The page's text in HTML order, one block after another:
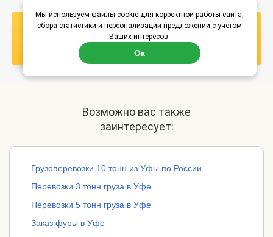
Узнать стоимость
перевозки
Возможно вас также
заинтересует:
Грузоперевозки 10 тонн из Уфы по России
Перевозки 3 тонн груза в Уфе
Перевозки 5 тонн груза в Уфе
Заказ фуры в Уфе
Мы используем файлы cookie для корректной работы сайта,
сбора статистики и персонализации предложений с учетом
Ваших интересов.
Ок